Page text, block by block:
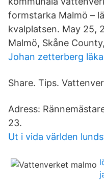
formstarka Malmö –
kvalplatsen. May 25,
Malmö, Skåne
Johan zetterberg
Share. Tips.
Adress:
23.
Ut i vida världen